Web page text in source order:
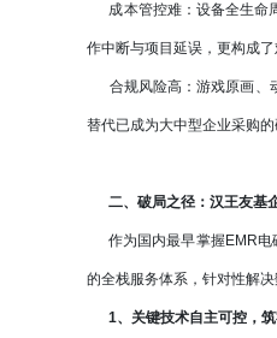
成本管控难：设备全生命
作中断与项目延误，更构成了
合规风险高：游戏原画、
替代已成为大中型企业采购的
二、破局之径：汉王友基
作为国内最早掌握EMR电
的全栈服务体系，针对性解
1、关键技术自主可控，